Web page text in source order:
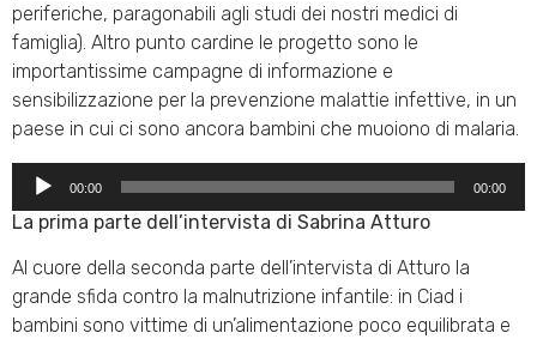
periferiche, paragonabili agli studi dei nostri medici di
famiglia). Altro punto cardine le progetto sono le
importantissime campagne di informazione e
sensibilizzazione per la prevenzione malattie infettive, in un
paese in cui ci sono ancora bambini che muoiono di malaria.
Audio
Player
00:00 00:00
La prima parte dell’intervista di Sabrina Atturo
Al cuore della seconda parte dell’intervista di Atturo la
grande sfida contro la malnutrizione infantile: in Ciad i
bambini sono vittime di un’alimentazione poco equilibrata e